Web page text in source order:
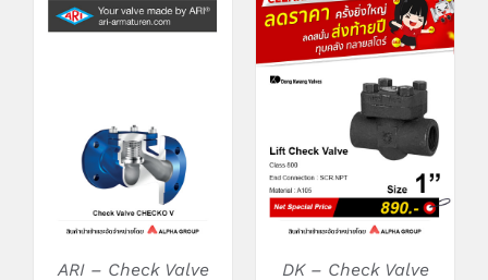
ARI – Check Valve
DETAILS
DK – Check Valve